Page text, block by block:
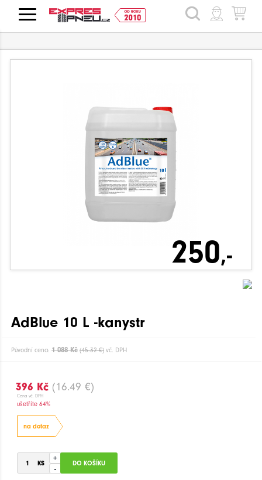
HLEDAT
250,-
AdBlue 10 L -kanystr
Původní cena: 1 088 Kč (45.32 €) vč. DPH
396 Kč (16.49 €)
Cena vč. DPH
ušetříte 64%
na dotaz
+
-